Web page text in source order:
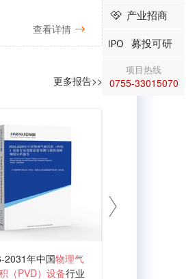
查看详情
更多报告>>
2031年中国物理气
（PVD）设备行业
产业招商
募投可研
项目热线
0755-33015070